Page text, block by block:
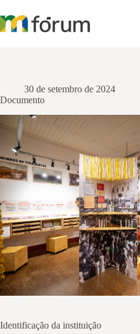
para
o
30 de setembro de 2024
Documento
Identificação da instituição